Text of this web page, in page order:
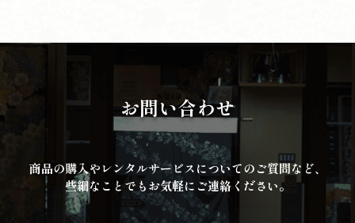
お問い合わせ
商品の購入やレンタルサービスについてのご質問など、
些細なことでもお気軽にご連絡ください。